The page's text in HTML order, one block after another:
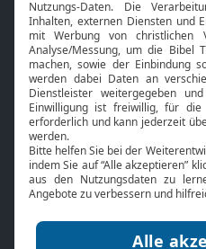
Bibel TV
Über uns
Jobs
Mediadaten